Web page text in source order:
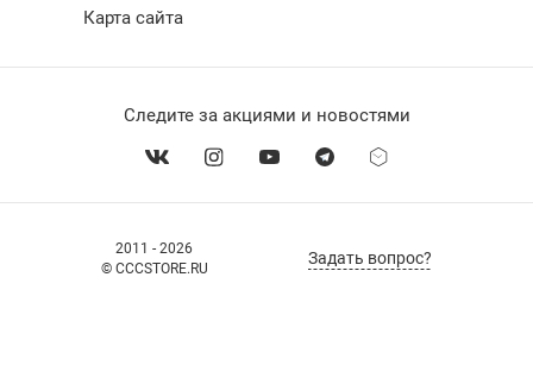
2011 - 2026
© CCCSTORE.RU
Задать вопрос?
Карта сайта
Следите за акциями и новостями